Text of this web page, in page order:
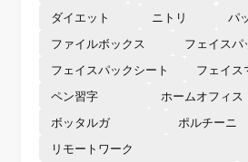
ダイエット
ニトリ
パ
ファイルボックス
フェイスパ
フェイスパックシート
フェイス
ペン習字
ホームオフィス
ボッタルガ
ポルチーニ
リモートワーク